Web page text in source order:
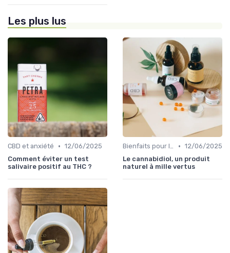
Les plus lus
CBD et anxiété • 12/06/2025
Comment éviter un test
salivaire positif au THC ?
Bienfaits pour la santé • 12/06/2025
Le cannabidiol, un produit
naturel à mille vertus